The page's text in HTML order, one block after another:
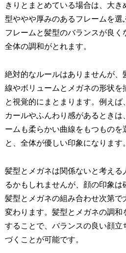
きりとまとめている場合は、大き
型ややや厚みのあるフレームを選
フレームと髪型のバランスが良く
全体の調和がとれます。
絶対的なルールはありませんが、
線やボリュームとメガネの形状を
と視覚的にまとまります。例えば
カールやふんわり感があるときは
ームも柔らかい曲線をもつものを
と、全体が優しい印象になります。
髪型とメガネは関係ないと考える
るかもしれませんが、顔の印象は
髪型とメガネの組み合わせ次第で
変わります。髪型とメガネの調和
することで、バランスの良い顔立
づくことが可能です。